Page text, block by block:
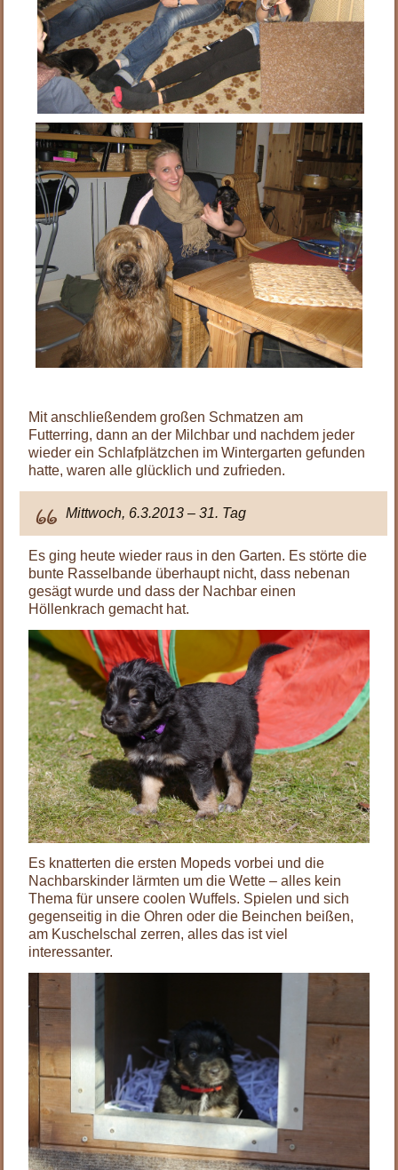
Mit anschließendem großen Schmatzen am
Futterring, dann an der Milchbar und nachdem jeder
wieder ein Schlafplätzchen im Wintergarten gefunden
hatte, waren alle glücklich und zufrieden.
Mittwoch, 6.3.2013 – 31. Tag
Es ging heute wieder raus in den Garten. Es störte die
bunte Rasselbande überhaupt nicht, dass nebenan
gesägt wurde und dass der Nachbar einen
Höllenkrach gemacht hat.
Es knatterten die ersten Mopeds vorbei und die
Nachbarskinder lärmten um die Wette – alles kein
Thema für unsere coolen Wuffels. Spielen und sich
gegenseitig in die Ohren oder die Beinchen beißen,
am Kuschelschal zerren, alles das ist viel
interessanter.